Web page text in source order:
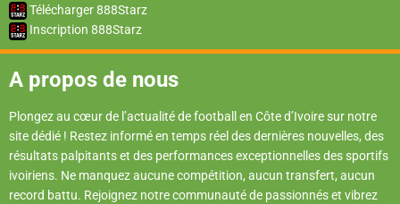
Télécharger 888Starz
Inscription 888Starz
A propos de nous
Plongez au cœur de l’actualité de football en Côte d’Ivoire sur notre
site dédié ! Restez informé en temps réel des dernières nouvelles, des
résultats palpitants et des performances exceptionnelles des sportifs
ivoiriens. Ne manquez aucune compétition, aucun transfert, aucun
record battu. Rejoignez notre communauté de passionnés et vibrez